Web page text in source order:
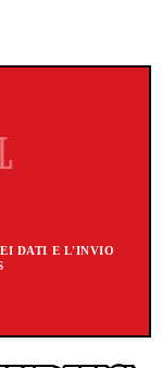
DATI E L'INVIO